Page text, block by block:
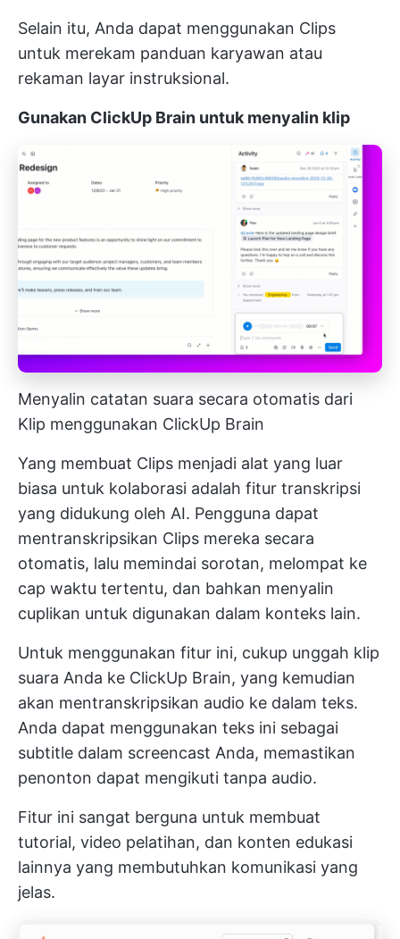
Selain itu, Anda dapat menggunakan Clips
untuk merekam panduan karyawan atau
rekaman layar instruksional.
Gunakan ClickUp Brain untuk menyalin klip
Menyalin catatan suara secara otomatis dari
Klip menggunakan ClickUp Brain
Yang membuat Clips menjadi alat yang luar
biasa untuk kolaborasi adalah fitur transkripsi
yang didukung oleh AI. Pengguna dapat
mentranskripsikan Clips mereka secara
otomatis, lalu memindai sorotan, melompat ke
cap waktu tertentu, dan bahkan menyalin
cuplikan untuk digunakan dalam konteks lain.
Untuk menggunakan fitur ini, cukup unggah klip
suara Anda ke ClickUp Brain, yang kemudian
akan mentranskripsikan audio ke dalam teks.
Anda dapat menggunakan teks ini sebagai
subtitle dalam screencast Anda, memastikan
penonton dapat mengikuti tanpa audio.
Fitur ini sangat berguna untuk membuat
tutorial, video pelatihan, dan konten edukasi
lainnya yang membutuhkan komunikasi yang
jelas.